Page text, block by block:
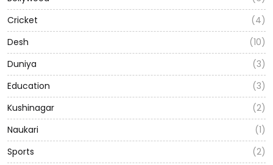
Cricket
(4)
Desh
(10)
Duniya
(3)
Education
(3)
Kushinagar
(2)
Naukari
(1)
Sports
(2)